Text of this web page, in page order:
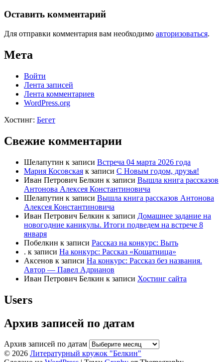
Оставить комментарий
Для отправки комментария вам необходимо авторизоваться.
Мета
Войти
Лента записей
Лента комментариев
WordPress.org
Хостинг: Бегет
Свежие комментарии
Шелапутин к записи Встреча 04 марта 2026 года
Мария Косовская к записи С Новым годом, друзья!
Иван Петрович Белкин к записи Вышла книга рассказов
Антонова Алексея Константиновича
Шелапутин к записи Вышла книга рассказов Антонова
Алексея Константиновича
Иван Петрович Белкин к записи Домашнее задание на
новогодние каникулы. Итоги подведем на встрече 8
января
Побелкин к записи Рассказ на конкурс: Выть
. к записи На конкурс: Рассказ «Кошатница»
Аксенов к записи На конкурс: Рассказ без названия.
Автор — Павел Адрианов
Иван Петрович Белкин к записи Хостинг сайта
Users
Архив записей по датам
Архив записей по датам
© 2026 Литературный кружок "Белкин"